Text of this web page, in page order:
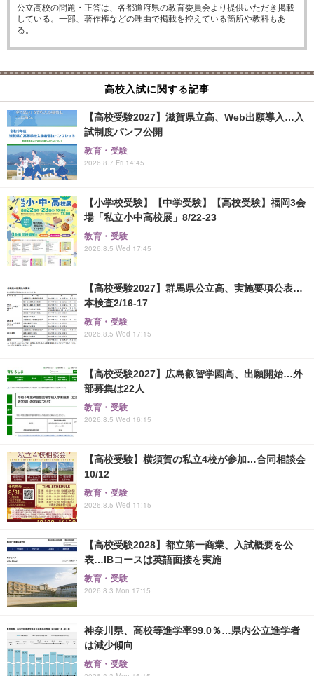
公立高校の問題・正答は、各都道府県の教育委員会より提供いただき掲載
している。一部、著作権などの理由で掲載を控えている箇所や教科もあ
る。
高校入試に関する記事
【高校受験2027】滋賀県立高、Web出願導入…入
試制度パンフ公開
教育・受験
2026.8.7 Fri 14:45
【小学校受験】【中学受験】【高校受験】福岡3会
場「私立小中高校展」8/22-23
教育・受験
2026.8.5 Wed 17:45
【高校受験2027】群馬県公立高、実施要項公表…
本検査2/16-17
教育・受験
2026.8.5 Wed 17:15
【高校受験2027】広島叡智学園高、出願開始…外
部募集は22人
教育・受験
2026.8.5 Wed 16:15
【高校受験】横須賀の私立4校が参加…合同相談会
10/12
教育・受験
2026.8.5 Wed 11:15
【高校受験2028】都立第一商業、入試概要を公
表…IBコースは英語面接を実施
教育・受験
2026.8.3 Mon 17:15
神奈川県、高校等進学率99.0％…県内公立進学者
は減少傾向
教育・受験